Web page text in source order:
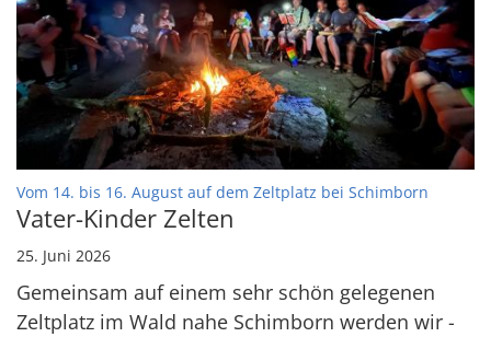
Vom 14. bis 16. August auf dem Zeltplatz bei Schimborn
Vater-Kinder Zelten
25. Juni 2026
Gemeinsam auf einem sehr schön gelegenen
Zeltplatz im Wald nahe Schimborn werden wir -